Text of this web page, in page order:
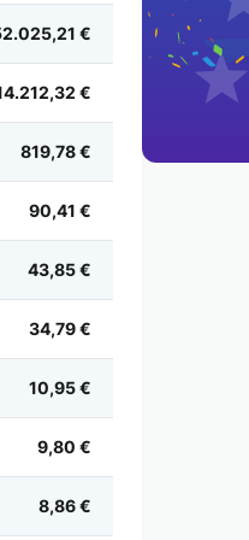
€
€
819,78 €
90,41 €
43,85 €
34,79 €
10,95 €
9,80 €
8,86 €